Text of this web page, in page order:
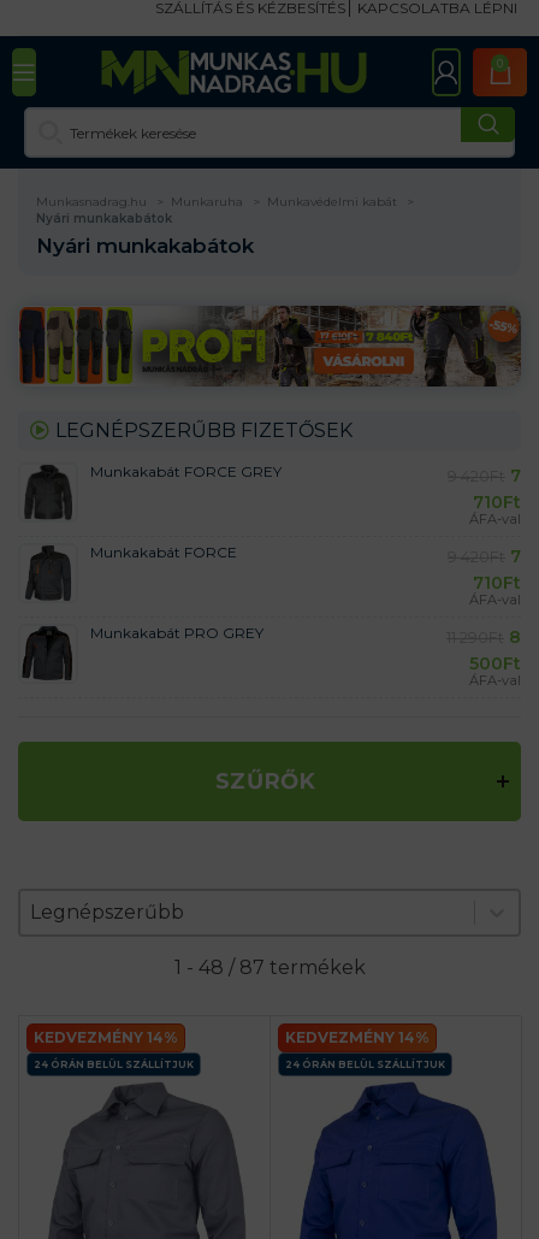
SZÁLLÍTÁS ÉS KÉZBESÍTÉS KAPCSOLATBA LÉPNI
0
Munkasnadrag.hu Munkaruha
Munkavédelmi kabát
Nyári munkakabátok
Nyári munkakabátok
LEGNÉPSZERŰBB FIZETŐSEK
Munkakabát FORCE GREY
7
710Ft
ÁFA-val
Munkakabát FORCE
7
710Ft
ÁFA-val
Munkakabát PRO GREY
8
500Ft
ÁFA-val
SZŰRŐK
Zoradenie produktov
Sort content
Legnépszerűbb
Sort content
1 - 48 / 87 termékek
KEDVEZMÉNY 14%
24 ÓRÁN BELÜL SZÁLLÍTJUK
KEDVEZMÉNY 14%
24 ÓRÁN BELÜL SZÁLLÍTJUK